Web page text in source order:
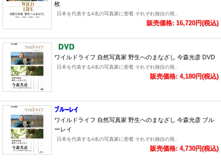
枚
日本を代表する4名の写真家に密着 それぞれ独自の視..
販売価格: 16,720円(税込)
ワイルドライフ 自然写真家 野生へのまなざし 今森光彦 DVD
日本を代表する4名の写真家に密着 それぞれ独自の視..
販売価格: 4,180円(税込)
ワイルドライフ 自然写真家 野生へのまなざし 今森光彦 ブル
ーレイ
日本を代表する4名の写真家に密着 それぞれ独自の視..
販売価格: 4,730円(税込)